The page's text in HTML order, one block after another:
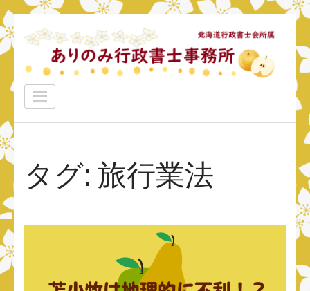
ン
ツ
へ
ス
キ
ッ
プ
(Enter
押
す)
ありのみ行政書士事務所
あなたのナシをアリ！に変えていきたい
タグ: 旅行業法